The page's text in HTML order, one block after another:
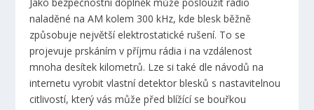
naladěné na AM kolem 300 kHz, kde blesk běžně
způsobuje největší elektrostatické rušení. To se
projevuje prskáním v příjmu rádia i na vzdálenost
mnoha desítek kilometrů. Lze si také dle návodů na
internetu vyrobit vlastní detektor blesků s nastavitelnou
citlivostí, který vás může před blížící se bouřkou